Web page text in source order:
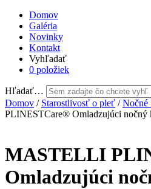
Domov
Galéria
Novinky
Kontakt
Vyhľadať
0 položiek
Hľadať…
Domov / Starostlivosť o pleť /Nočné
PLINESTCare® Omladzujúci nočný
MASTELLI
Omladzujúci